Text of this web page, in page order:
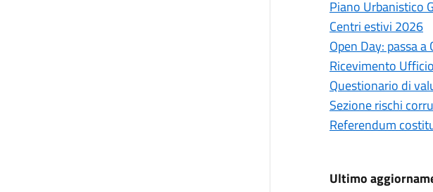
Piano Urbanistico
Centri estivi 2026
Open Day: passa a
Ricevimento
Questionario di
Sezione rischi
Referendum
Ultimo